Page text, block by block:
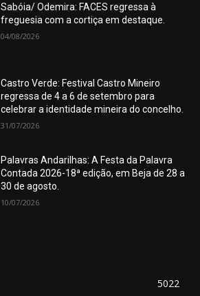
Sabóia/ Odemira: FACES regressa à
freguesia com a cortiça em destaque.
04/08/2026
Castro Verde: Festival Castro Mineiro
regressa de 4 a 6 de setembro para
celebrar a identidade mineira do concelho.
31/07/2026
Palavras Andarilhas: A Festa da Palavra
Contada 2026-18ª edição, em Beja de 28 a
30 de agosto.
10/07/2026
5022